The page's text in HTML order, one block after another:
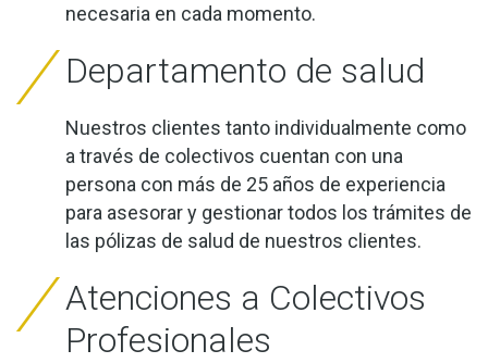
necesaria en cada momento.
Departamento de salud
Nuestros clientes tanto individualmente como
a través de colectivos cuentan con una
persona con más de 25 años de experiencia
para asesorar y gestionar todos los trámites de
las pólizas de salud de nuestros clientes.
Atenciones a Colectivos
Profesionales